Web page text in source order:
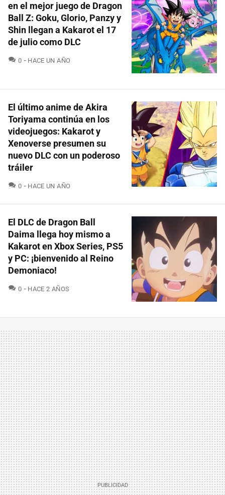
en el mejor juego de Dragon
Ball Z: Goku, Glorio, Panzy y
Shin llegan a Kakarot el 17
de julio como DLC
0 COMENTARIOS
HACE UN AÑO
El último anime de Akira
Toriyama continúa en los
videojuegos: Kakarot y
Xenoverse presumen su
nuevo DLC con un poderoso
tráiler
0 COMENTARIOS
HACE UN AÑO
El DLC de Dragon Ball
Daima llega hoy mismo a
Kakarot en Xbox Series, PS5
y PC: ¡bienvenido al Reino
Demoniaco!
0 COMENTARIOS
HACE 2 AÑOS